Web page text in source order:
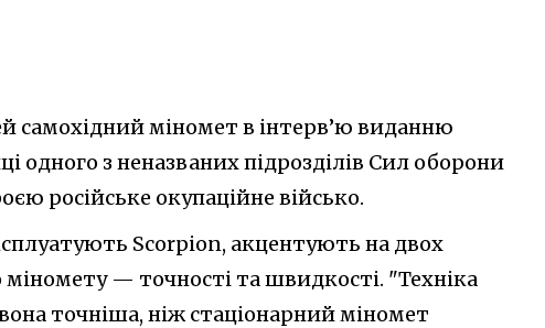
самохідний міномет в інтерв’ю виданню
одного з неназваних підрозділів Сил оборони
російське окупаційне військо.
Scorpion, акцентують на двох
— точності та швидкості. "Техніка
точніша, ніж стаціонарний міномет